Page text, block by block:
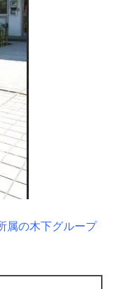
属の木下グループ